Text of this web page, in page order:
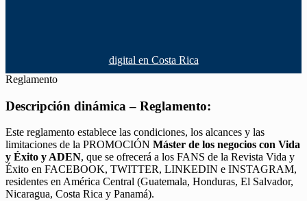
digital en Costa Rica
Reglamento
Descripción dinámica – Reglamento:
Este reglamento establece las condiciones, los alcances y las
limitaciones de la PROMOCIÓN Máster de los negocios con Vida
y Éxito y ADEN, que se ofrecerá a los FANS de la Revista Vida y
Éxito en FACEBOOK, TWITTER, LINKEDIN e INSTAGRAM,
residentes en América Central (Guatemala, Honduras, El Salvador,
Nicaragua, Costa Rica y Panamá).